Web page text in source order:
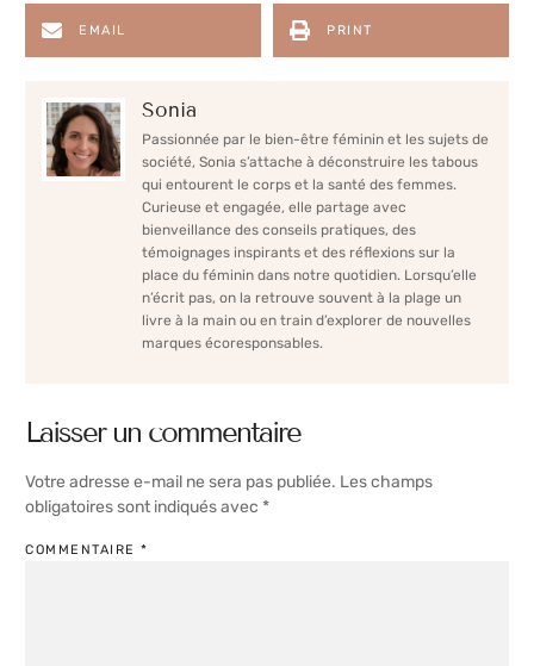
EMAIL PRINT
Sonia
Passionnée par le bien-être féminin et les sujets de
société, Sonia s’attache à déconstruire les tabous
qui entourent le corps et la santé des femmes.
Curieuse et engagée, elle partage avec
bienveillance des conseils pratiques, des
témoignages inspirants et des réflexions sur la
place du féminin dans notre quotidien. Lorsqu’elle
n’écrit pas, on la retrouve souvent à la plage un
livre à la main ou en train d’explorer de nouvelles
marques écoresponsables.
Laisser un commentaire
Votre adresse e-mail ne sera pas publiée. Les champs
obligatoires sont indiqués avec *
COMMENTAIRE *